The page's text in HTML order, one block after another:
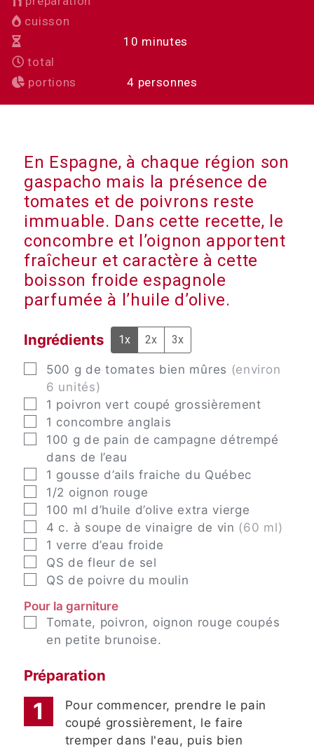
cuisson
10 minutes
minutes
total
portions
4 personnes
En Espagne, à chaque région son
gaspacho mais la présence de
tomates et de poivrons reste
immuable. Dans cette recette, le
concombre et l’oignon apportent
fraîcheur et caractère à cette
boisson froide espagnole
parfumée à l’huile d’olive.
Ingrédients 1x 2x 3x
▢
500 g de tomates bien mûres (environ
6 unités)
▢
1 poivron vert coupé grossièrement
▢
1 concombre anglais
▢
100 g de pain de campagne détrempé
dans de l’eau
▢
1 gousse d’ails fraiche du Québec
▢
1/2 oignon rouge
▢
100 ml d’huile d’olive extra vierge
▢
4 c. à soupe de vinaigre de vin (60 ml)
▢
1 verre d’eau froide
▢
QS de fleur de sel
▢
QS de poivre du moulin
Pour la garniture
▢
Tomate, poivron, oignon rouge coupés
en petite brunoise.
Préparation
Pour commencer, prendre le pain
coupé grossièrement, le faire
tremper dans l'eau, puis bien